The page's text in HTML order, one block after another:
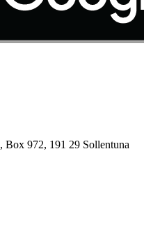
, Box 972, 191 29 Sollentuna